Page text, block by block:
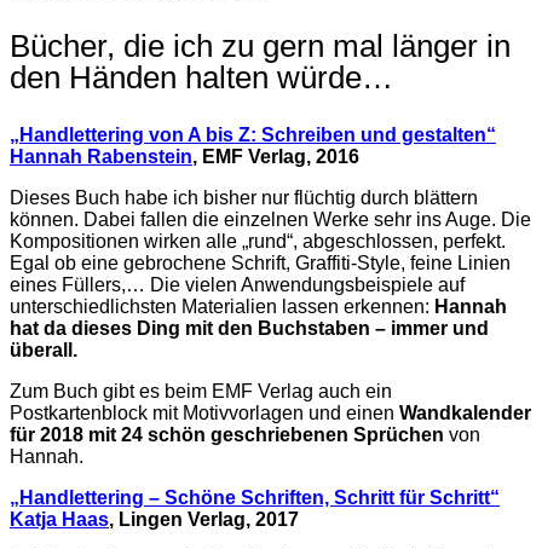
Bücher, die ich zu gern mal länger in
den Händen halten würde…
„Handlettering von A bis Z: Schreiben und gestalten“
Hannah Rabenstein, EMF Verlag, 2016
Dieses Buch habe ich bisher nur flüchtig durch blättern
können. Dabei fallen die einzelnen Werke sehr ins Auge. Die
Kompositionen wirken alle „rund“, abgeschlossen, perfekt.
Egal ob eine gebrochene Schrift, Graffiti-Style, feine Linien
eines Füllers,… Die vielen Anwendungsbeispiele auf
unterschiedlichsten Materialien lassen erkennen: Hannah
hat da dieses Ding mit den Buchstaben – immer und
überall.
Zum Buch gibt es beim EMF Verlag auch ein
Postkartenblock mit Motivvorlagen und einen Wandkalender
für 2018 mit 24 schön geschriebenen Sprüchen von
Hannah.
„Handlettering – Schöne Schriften, Schritt für Schritt“
Katja Haas, Lingen Verlag, 2017